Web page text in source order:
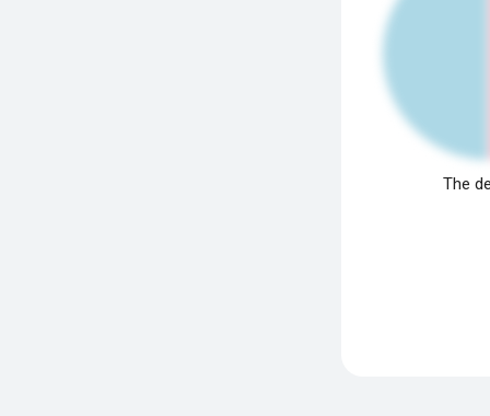
The